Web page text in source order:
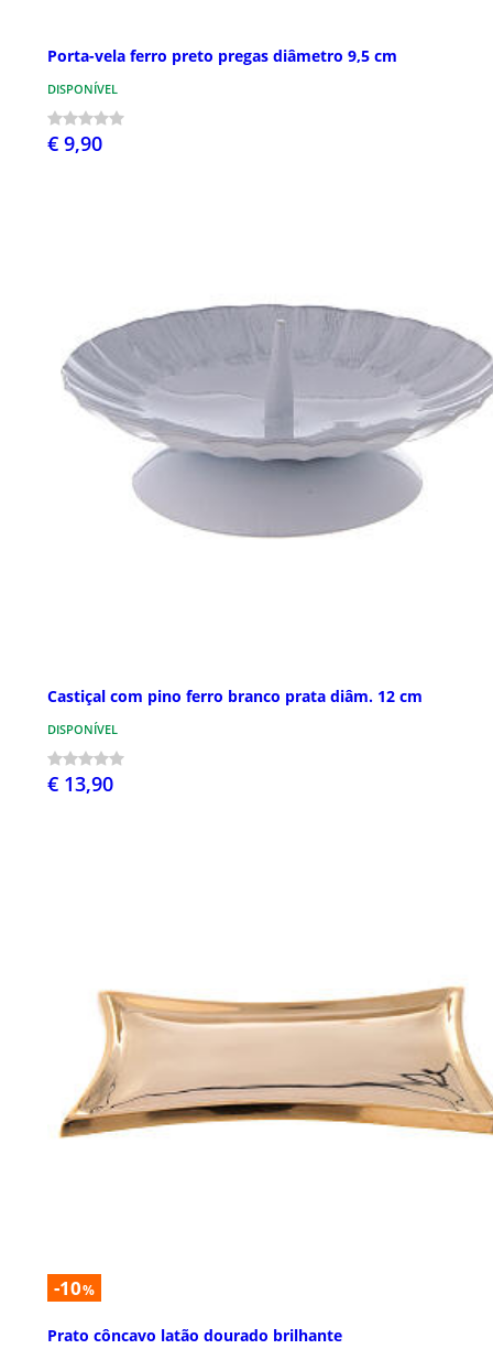
Porta-vela ferro preto pregas diâmetro 9,5 cm
DISPONÍVEL
€ 9,90
Castiçal com pino ferro branco prata diâm. 12 cm
DISPONÍVEL
€ 13,90
-10%
Prato côncavo latão dourado brilhante